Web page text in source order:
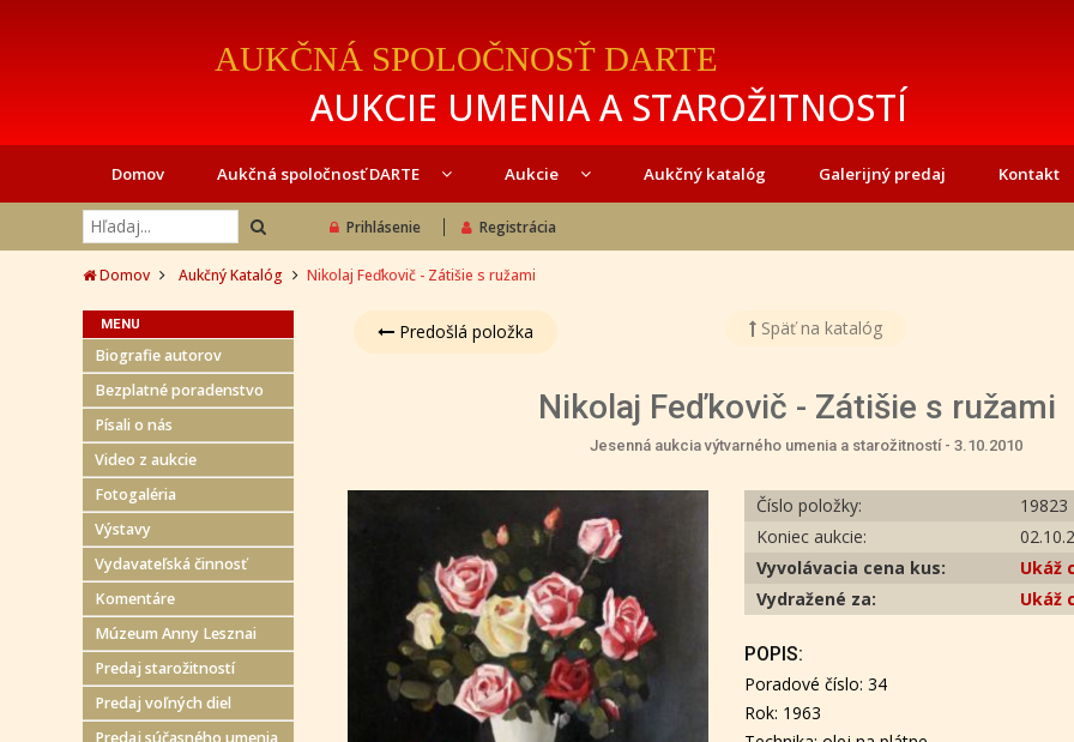
AUKČNÁ SPOLOČNOSŤ DARTE
AUKCIE UMENIA A STAROŽITNOSTÍ
Domov Aukčná spoločnosť DARTE Aukcie Aukčný katalóg Galerijný predaj Kontakt
Prihlásenie Registrácia
Domov Aukčný Katalóg Nikolaj Feďkovič - Zátišie s ružami
MENU
Biografie autorov
Bezplatné poradenstvo
Písali o nás
Video z aukcie
Fotogaléria
Výstavy
Vydavateľská činnosť
Komentáre
Múzeum Anny Lesznai
Predaj starožitností
Predaj voľných diel
Predaj súčasného umenia
Predošlá položka Späť na katalóg
Nikolaj Feďkovič - Zátišie s ružami
Jesenná aukcia výtvarného umenia a starožitností - 3.10.2010
Číslo položky:
19823
Koniec aukcie:
Vyvolávacia cena kus:
Ukáž
Vydražené za:
Ukáž
POPIS:
Poradové číslo: 34
Rok: 1963